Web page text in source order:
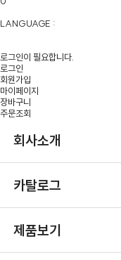
LANGUAGE :
로그인이 필요합니다.
로그인
회원가입
마이페이지
장바구니
주문조회
회사소개
카탈로그
제품보기